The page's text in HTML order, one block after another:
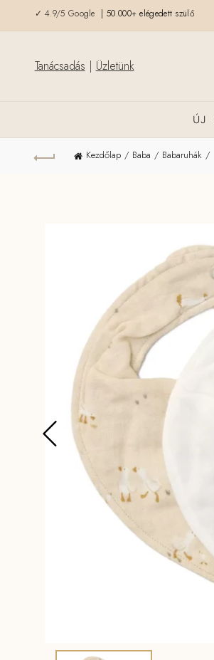
✓ 4.9/5 Google | 50.000+ elégedett szülő
Tanácsadás | Üzletünk
ÚJ
Kezdőlap Baba Babaruhák